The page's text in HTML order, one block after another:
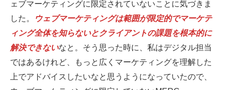
ェブマーケティングに限定されていないことに気づきま
した。
ウェブマーケティングは範囲が限定的でマーケテ
ィング全体を知らないとクライアントの課題を根本的に
解決できないなと。そう思った時に、私はデジタル担当
ではあるけれど、もっと広くマーケティングを理解した
上でアドバイスしたいなと思うようになっていたので、